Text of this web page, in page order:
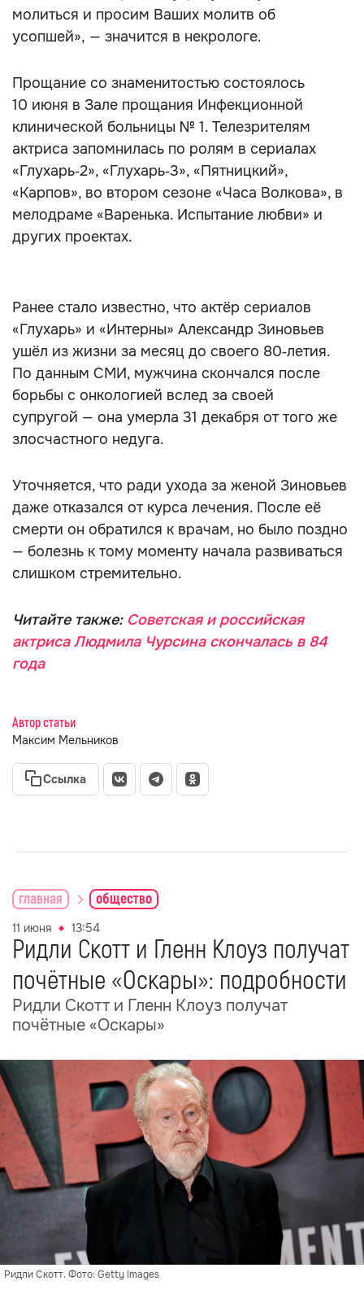
молиться и просим Ваших молитв об
усопшей», — значится в некрологе.
Прощание со знаменитостью состоялось
10 июня в Зале прощания Инфекционной
клинической больницы № 1. Телезрителям
актриса запомнилась по ролям в сериалах
«Глухарь‑2», «Глухарь‑3», «Пятницкий»,
«Карпов», во втором сезоне «Часа Волкова», в
мелодраме «Варенька. Испытание любви» и
других проектах.
Ранее стало известно, что актёр сериалов
«Глухарь» и «Интерны» Александр Зиновьев
ушёл из жизни за месяц до своего 80‑летия.
По данным СМИ, мужчина скончался после
борьбы с онкологией вслед за своей
супругой — она умерла 31 декабря от того же
злосчастного недуга.
Уточняется, что ради ухода за женой Зиновьев
даже отказался от курса лечения. После её
смерти он обратился к врачам, но было поздно
— болезнь к тому моменту начала развиваться
слишком стремительно.
Читайте также: Советская и российская
актриса Людмила Чурсина скончалась в 84
года
Автор статьи
Максим Мельников
Ссылка
главная общество
11 июня 13:54
Ридли Скотт и Гленн Клоуз получат
почётные «Оскары»: подробности
Ридли Скотт и Гленн Клоуз получат
почётные «Оскары»
Ридли Скотт. Фото: Getty Images